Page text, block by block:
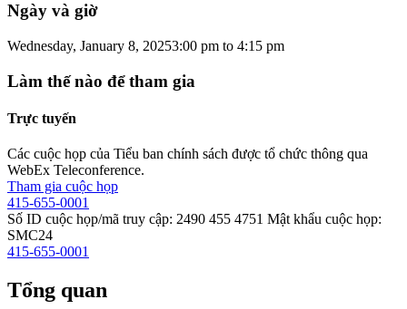
Ngày và giờ
Wednesday, January 8, 20253:00 pm to 4:15 pm
Làm thế nào để tham gia
Trực tuyến
Các cuộc họp của Tiểu ban chính sách được tổ chức thông qua
WebEx Teleconference.
Tham gia cuộc họp
415-655-0001
Số ID cuộc họp/mã truy cập: 2490 455 4751 Mật khẩu cuộc họp:
SMC24
415-655-0001
Tổng quan